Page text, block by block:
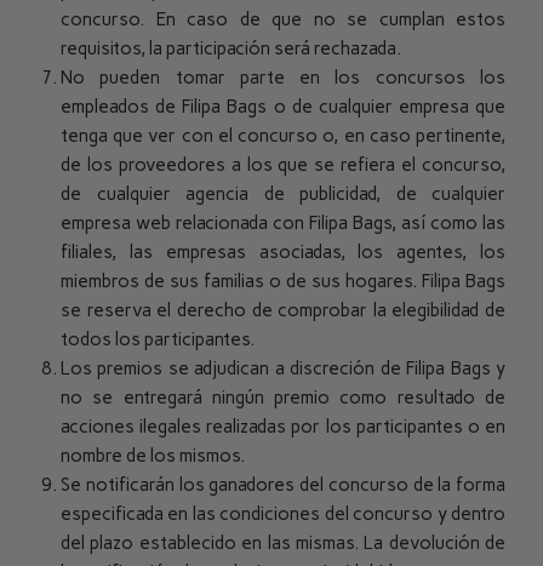
concurso. En caso de que no se cumplan estos
requisitos, la participación será rechazada.
No pueden tomar parte en los concursos los
empleados de Filipa Bags o de cualquier empresa que
tenga que ver con el concurso o, en caso pertinente,
de los proveedores a los que se refiera el concurso,
de cualquier agencia de publicidad, de cualquier
empresa web relacionada con Filipa Bags, así como las
filiales, las empresas asociadas, los agentes, los
miembros de sus familias o de sus hogares. Filipa Bags
se reserva el derecho de comprobar la elegibilidad de
todos los participantes.
Los premios se adjudican a discreción de Filipa Bags y
no se entregará ningún premio como resultado de
acciones ilegales realizadas por los participantes o en
nombre de los mismos.
Se notificarán los ganadores del concurso de la forma
especificada en las condiciones del concurso y dentro
del plazo establecido en las mismas. La devolución de